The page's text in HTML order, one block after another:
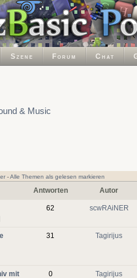
Szene Forum Chat
& Music
-Alle Themen als gelesen markieren
Antworten Autor
62 scwRAiNER
31 Tagirijus
mit
0 Tagirijus